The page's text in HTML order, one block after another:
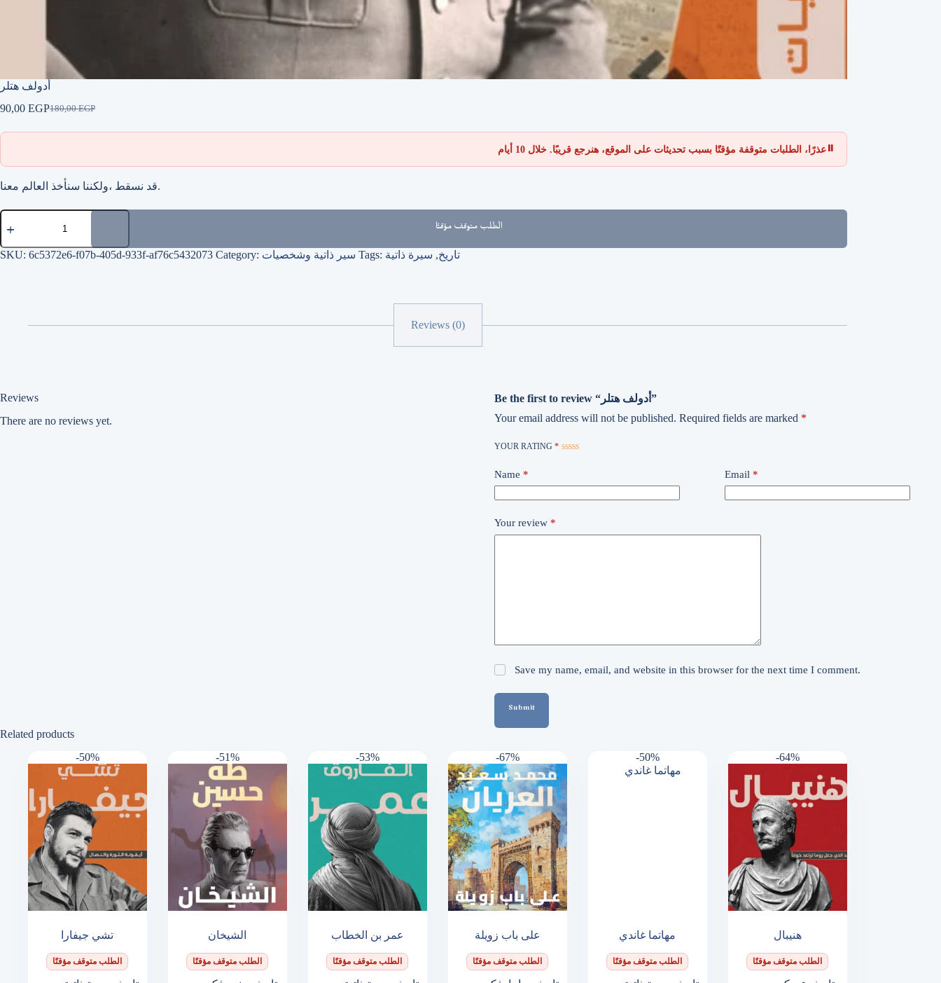
أدولف هتلر
180,00EGP
Original
90,00 EGPCurrent
⏸عذرًا، الطلبات متوقفة مؤقتًا بسبب تحديثات على الموقع، هنرجع قريبًا. خلال 10 أيام
قد نسقط ،ولكننا سنأخذ العالم معنا.
أدولف
هتلر
الطلب متوقف مؤقتًا
SKU: 6c5372e6-f07b-405d-933f-af76c5432073 Category: سير ذاتية وشخصيات Tags: تاريخ, سيرة ذاتية
Reviews (0)
Reviews
There are no reviews yet.
Be the first to review “أدولف هتلر”
Your email address will not be published. Required fields are marked *
YOUR RATING *
Name * Email *
Your review *
Save my name, email, and website in this browser for the next time I comment.
Submit
Related products
-50%
تشي جيفارا
الطلب متوقف مؤقتًا
-51%
الشيخان
الطلب متوقف مؤقتًا
-53%
عمر بن الخطاب
الطلب متوقف مؤقتًا
-67%
على باب زويلة
الطلب متوقف مؤقتًا
-50%
مهاتما غاندي
الطلب متوقف مؤقتًا
-64%
هنيبال
الطلب متوقف مؤقتًا